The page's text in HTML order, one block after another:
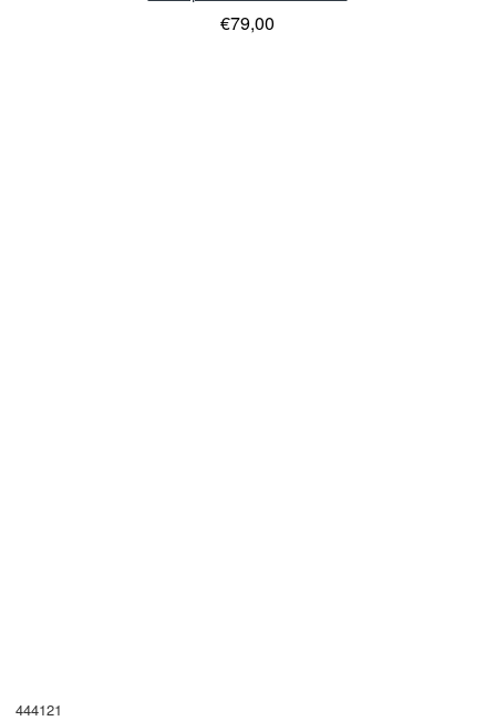
€79,00
444121